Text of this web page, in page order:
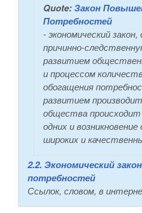
Quote:Закон
Потребностей
- экономический
причинно-
развитием
и процессом
обогащения
развитием
общества происходит
одних и возникновение
широких и
2.2. Экономический
потребностей
Ссылок, словом, в